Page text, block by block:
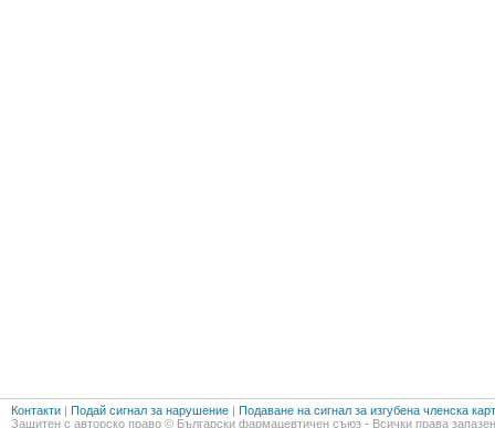
Контакти | Подай сигнал за нарушение | Подаване на сигнал за изгубена членска
Защитен с авторско право © Български фармацевтичен съюз - Всички права